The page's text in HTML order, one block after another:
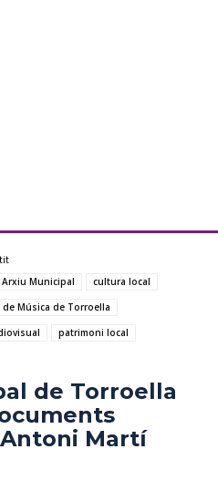
Arxiu Municipal
cultura local
de Música de Torroella
patrimoni local
de Torroella
Martí